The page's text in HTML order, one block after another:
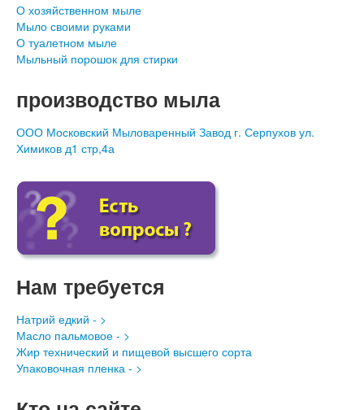
О хозяйственном мыле
Мыло своими руками
О туалетном мыле
Мыльный порошок для стирки
производство мыла
ООО Московский Мыловаренный Завод г. Серпухов ул.
Химиков д1 стр,4а
Нам требуется
Натрий едкий - >
Масло пальмовое - >
Жир технический и пищевой высшего сорта
Упаковочная пленка - >